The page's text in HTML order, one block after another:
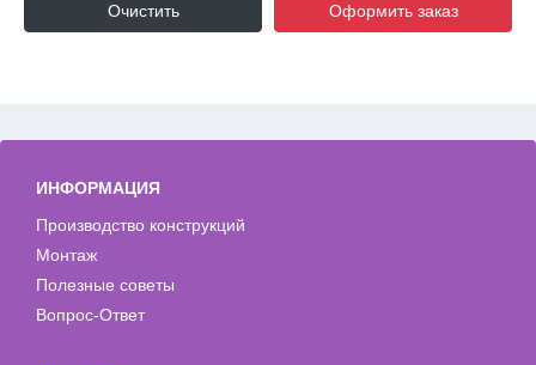
Очистить Оформить заказ
ИНФОРМАЦИЯ
Производство конструкций
Монтаж
Полезные советы
Вопрос-Ответ